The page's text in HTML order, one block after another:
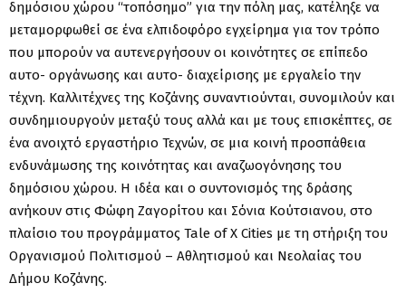
δημόσιου χώρου “τοπόσημο” για την πόλη μας, κατέληξε να
μεταμορφωθεί σε ένα ελπιδοφόρο εγχείρημα για τον τρόπο
που μπορούν να αυτενεργήσουν οι κοινότητες σε επίπεδο
αυτο- οργάνωσης και αυτο- διαχείρισης με εργαλείο την
τέχνη. Καλλιτέχνες της Κοζάνης συναντιούνται, συνομιλούν και
συνδημιουργούν μεταξύ τους αλλά και με τους επισκέπτες, σε
ένα ανοιχτό εργαστήριο Τεχνών, σε μια κοινή προσπάθεια
ενδυνάμωσης της κοινότητας και αναζωογόνησης του
δημόσιου χώρου. Η ιδέα και ο συντονισμός της δράσης
ανήκουν στις Φώφη Ζαγορίτου και Σόνια Κούτσιανου, στο
πλαίσιο του προγράμματος Tale of X Cities με τη στήριξη του
Οργανισμού Πολιτισμού – Αθλητισμού και Νεολαίας του
Δήμου Κοζάνης.